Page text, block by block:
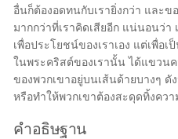
อื่นก็ต้องอดทนกับเรายิ่งกว่า และ
มากกว่าที่เราคิดเสียอีก แน่นอนว่
เพื่อประโยชน์ของเราเอง แต่เพื่อ
ในพระคริสต์ของเรานั้น ได้แขวน
ของพวกเขาอยู่บนเส้นด้ายบางๆ ดั
หรือทำให้พวกเขาต้องสะดุดทิ้งควา
คำอธิษฐาน